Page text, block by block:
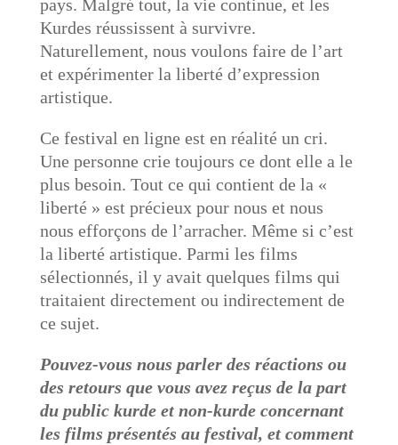
pays. Malgré tout, la vie continue, et les
Kurdes réussissent à survivre.
Naturellement, nous voulons faire de l’art
et expérimenter la liberté d’expression
artistique.
Ce festival en ligne est en réalité un cri.
Une personne crie toujours ce dont elle a le
plus besoin. Tout ce qui contient de la «
liberté » est précieux pour nous et nous
nous efforçons de l’arracher. Même si c’est
la liberté artistique. Parmi les films
sélectionnés, il y avait quelques films qui
traitaient directement ou indirectement de
ce sujet.
Pouvez-vous nous parler des réactions ou
des retours que vous avez reçus de la part
du public kurde et non-kurde concernant
les films présentés au festival, et comment